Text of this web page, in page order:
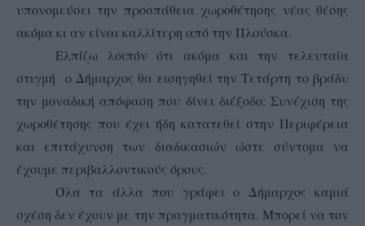
υπονομεύσει την προσπάθεια χωροθέτησης νέας θέσης
ακόμα κι αν είναι καλλίτερη από την Πλούσκα.
Ελπίζω λοιπόν ότι ακόμα και την τελευταία
στιγμή ο Δήμαρχος θα εισηγηθεί την Τετάρτη το βράδυ
την μοναδική απόφαση που δίνει διέξοδο: Συνέχιση της
χωροθέτησης που έχει ήδη κατατεθεί στην Περιφέρεια
και επιτάχυνση των διαδικασιών ώστε σύντομα να
έχουμε περιβαλλοντικούς όρους.
Όλα τα άλλα που γράφει ο Δήμαρχος καμιά
σχέση δεν έχουν με την πραγματικότητα. Μπορεί να τον